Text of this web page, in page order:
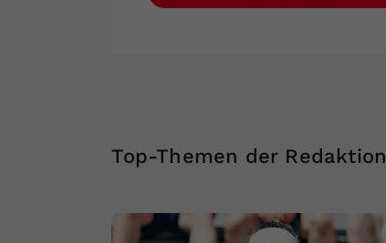
Top-Themen der Redaktion